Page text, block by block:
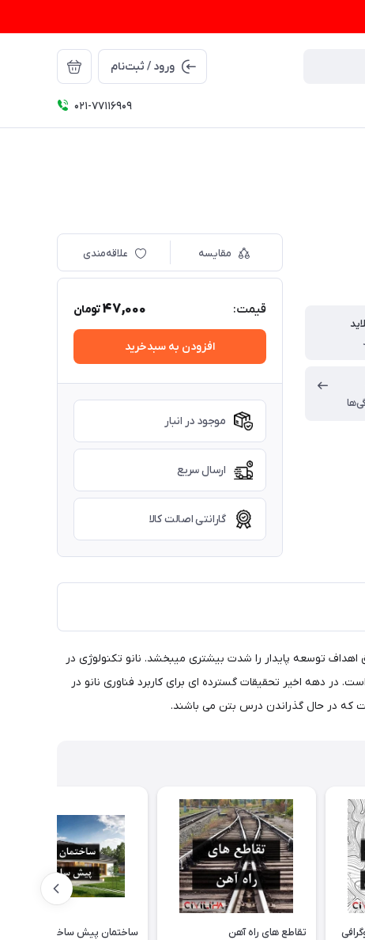
ورود / ثبت‌نام
021-77116909
مقایسه علاقه‌مندی
قیمت: 47,000تومان
افزودن به سبدخرید
موجود در انبار
ارسال سریع
گارانتی اصالت کالا
توسعه پایدار را شدت بیشتری میبخشد. نانو تکنولوژی در
در دهه اخیر تحقیقات گسترده ای برای کاربرد فناوری نانو در
که در حال گذراندن درس بتن می باشند.
تقاطع های راه آهن
ساختمان پیش ساخته و مسکن